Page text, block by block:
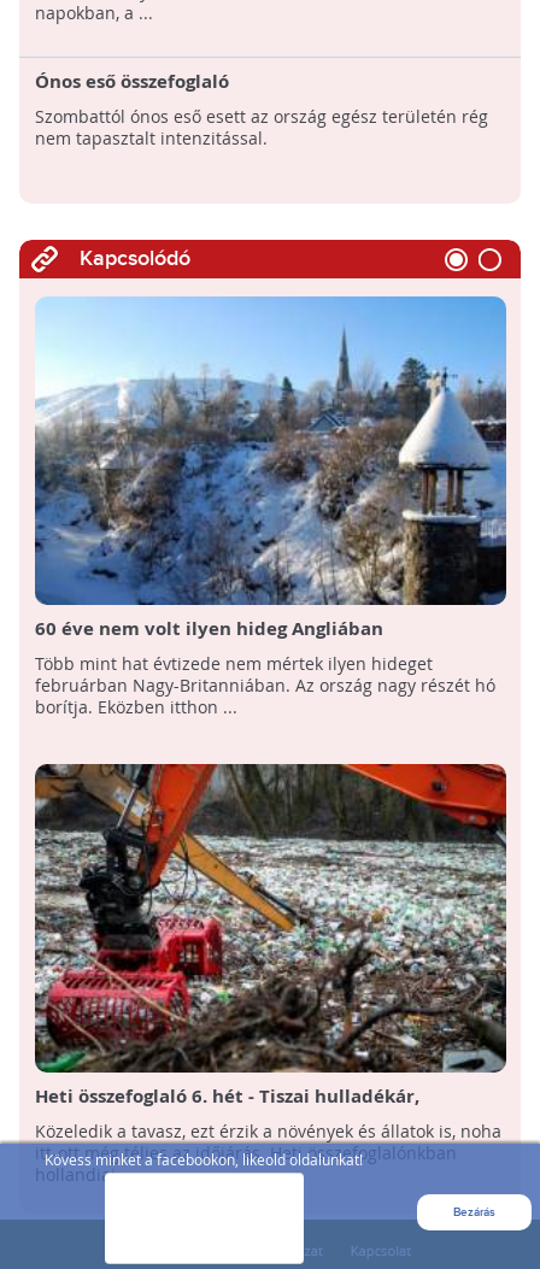
Kövess minket a facebookon, likeold oldalunkat!
Bezárás
napokban, a ...
Ónos eső összefoglaló
Szombattól ónos eső esett az ország egész területén rég
nem tapasztalt intenzitással.
Kapcsolódó
60 éve nem volt ilyen hideg Angliában
Több mint hat évtizede nem mértek ilyen hideget
februárban Nagy-Britanniában. Az ország nagy részét hó
borítja. Eközben itthon ...
Heti összefoglaló 6. hét - Tiszai hulladékár,
medveles, holland havazás
Közeledik a tavasz, ezt érzik a növények és állatok is, noha
itt-ott még télies az időjárás. Heti összefoglalónkban
hollandiai ...